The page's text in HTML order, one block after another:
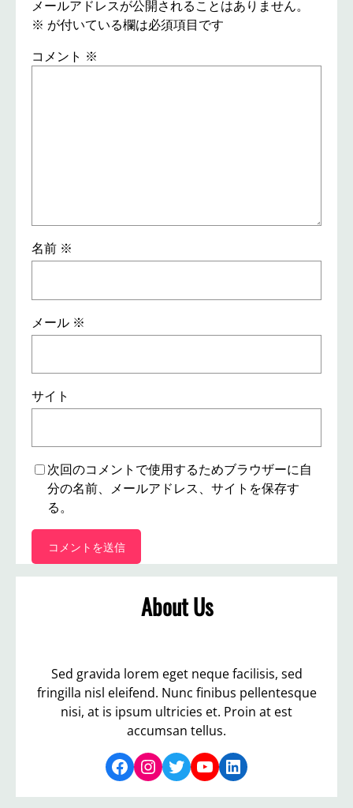
メールアドレスが公開されることはありません。
※ が付いている欄は必須項目です
コメント ※
名前 ※
メール ※
サイト
次回のコメントで使用するためブラウザーに自
分の名前、メールアドレス、サイトを保存す
る。
About Us
Sed gravida lorem eget neque facilisis, sed
fringilla nisl eleifend. Nunc finibus pellentesque
nisi, at is ipsum ultricies et. Proin at est
accumsan tellus.
Facebook Instagram Twitter YouTube LinkedIn